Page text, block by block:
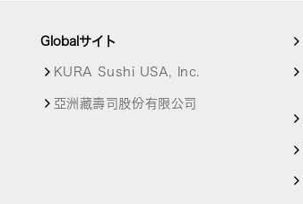
Globalサイト
KURA Sushi USA, Inc.
亞洲藏壽司股份有限公司